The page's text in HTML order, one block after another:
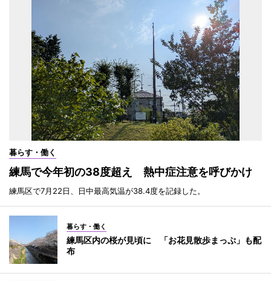
暮らす・働く
練馬で今年初の38度超え 熱中症注意を呼びかけ
練馬区で7月22日、日中最高気温が38.4度を記録した。
暮らす・働く
練馬区内の桜が見頃に 「お花見散歩まっぷ」も配
布